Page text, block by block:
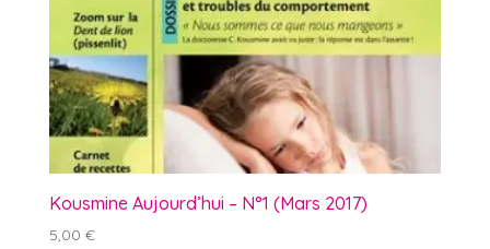
Kousmine Aujourd’hui – N°1 (Mars 2017)
5,00 €